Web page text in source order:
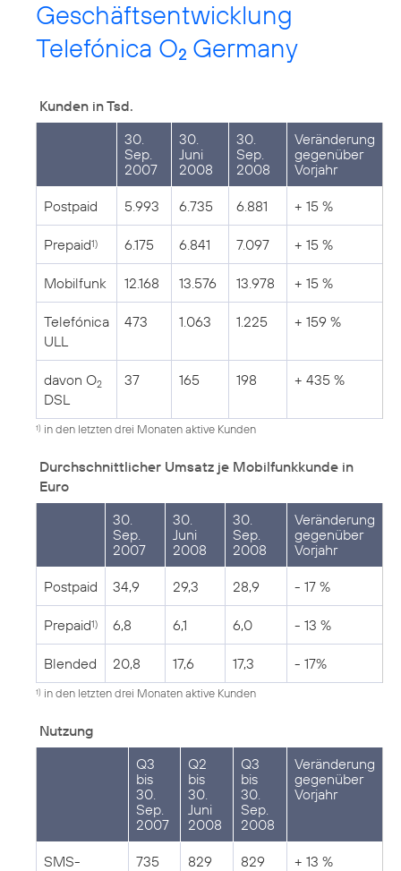
Geschäftsentwicklung
Telefónica O2 Germany
Kunden in Tsd.
30.
Sep.
2007
30.
Juni
2008
30.
Sep.
2008
Veränderung
gegenüber
Vorjahr
Postpaid 5.993 6.735 6.881 + 15 %
Prepaid1) 6.175 6.841 7.097 + 15 %
Mobilfunk 12.168 13.576 13.978 + 15 %
Telefónica
ULL
473 1.063 1.225 + 159 %
davon O2
DSL
37 165 198 + 435 %
1) in den letzten drei Monaten aktive Kunden
Durchschnittlicher Umsatz je Mobilfunkkunde in
Euro
30.
Sep.
2007
30.
Juni
2008
30.
Sep.
2008
Veränderung
gegenüber
Vorjahr
Postpaid 34,9 29,3 28,9 - 17 %
Prepaid1) 6,8 6,1 6,0 - 13 %
Blended 20,8 17,6 17,3 - 17%
1) in den letzten drei Monaten aktive Kunden
Nutzung
Q3
bis
30.
Sep.
2007
Q2
bis
30.
Juni
2008
Q3
bis
30.
Sep.
2008
Veränderung
gegenüber
Vorjahr
SMS-
735 829 829 + 13 %